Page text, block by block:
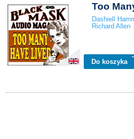
Too
Dashiell
Richard Allen
Do koszyka